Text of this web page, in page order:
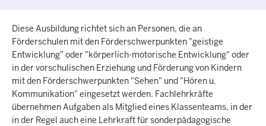
Diese Ausbildung richtet sich an Personen, die an
Förderschulen mit den Förderschwerpunkten "geistige
Entwicklung" oder "körperlich-motorische Entwicklung" oder
in der vorschulischen Erziehung und Förderung von Kindern
mit den Förderschwerpunkten "Sehen" und "Hören u.
Kommunikation" eingesetzt werden. Fachlehrkräfte
übernehmen Aufgaben als Mitglied eines Klassenteams, in der
in der Regel auch eine Lehrkraft für sonderpädagogische